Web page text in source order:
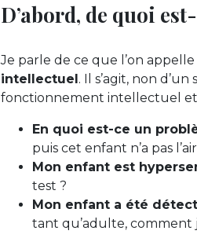
D’abord, de quoi
Je parle de ce que l’on
intellectuel . Il s’agit, non
fonctionnement intellectuel
En quoi est-ce un
puis cet enfant n’a pas
Mon enfant est
test ?
Mon enfant a été
tant qu’adulte, comment